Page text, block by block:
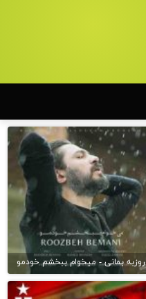
روزبه بمانی - میخوام ببخشم خودمو